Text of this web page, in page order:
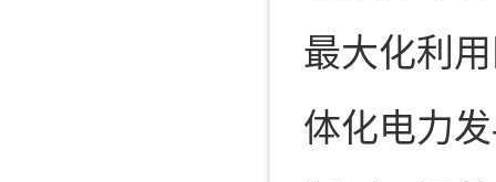
最大化利
体化电力